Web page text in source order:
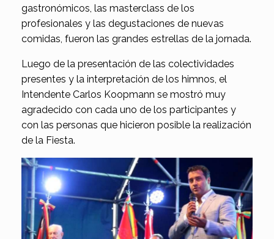
gastronómicos, las masterclass de los
profesionales y las degustaciones de nuevas
comidas, fueron las grandes estrellas de la jornada.
Luego de la presentación de las colectividades
presentes y la interpretación de los himnos, el
Intendente Carlos Koopmann se mostró muy
agradecido con cada uno de los participantes y
con las personas que hicieron posible la realización
de la Fiesta.